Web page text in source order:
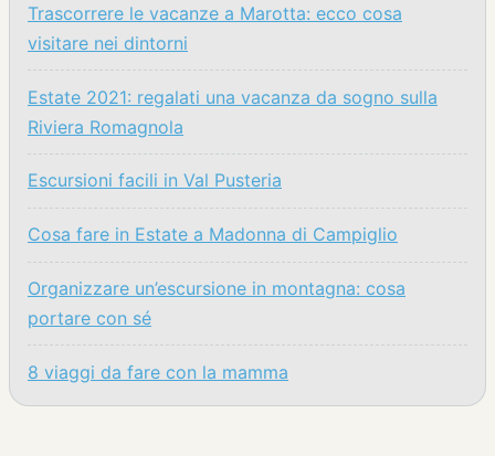
Trascorrere le vacanze a Marotta: ecco cosa
visitare nei dintorni
Estate 2021: regalati una vacanza da sogno sulla
Riviera Romagnola
Escursioni facili in Val Pusteria
Cosa fare in Estate a Madonna di Campiglio
Organizzare un’escursione in montagna: cosa
portare con sé
8 viaggi da fare con la mamma